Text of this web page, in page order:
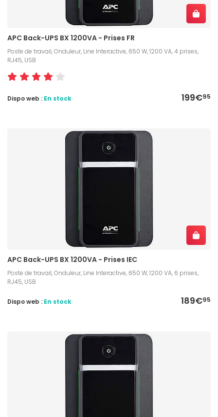
APC Back-UPS BX 1200VA - Prises FR
Poste de travail, Onduleur, Line Interactive, 650 W, 1200 VA, 4 prises,
RJ45, USB
199€95
Dispo web : En stock
APC Back-UPS BX 1200VA - Prises IEC
Poste de travail, Onduleur, Line Interactive, 650 W, 1200 VA, 6 prises,
RJ45, USB
189€95
Dispo web : En stock